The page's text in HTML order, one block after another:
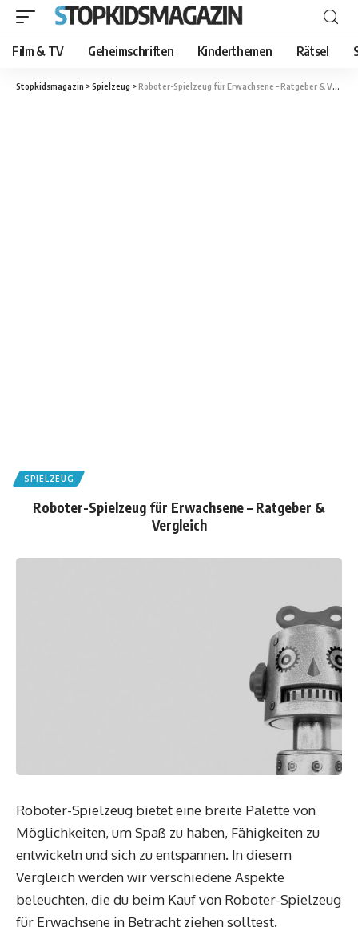
Film & TV Geheimschriften Kinderthemen Rätsel
Stopkidsmagazin >Spielzeug >Roboter-Spielzeug für Erwachsene – Ratgeber & Vergleich
SPIELZEUG
Roboter-Spielzeug für Erwachsene – Ratgeber &
Vergleich
Roboter-Spielzeug bietet eine breite Palette von
Möglichkeiten, um Spaß zu haben, Fähigkeiten zu
entwickeln und sich zu entspannen. In diesem
Vergleich werden wir verschiedene Aspekte
beleuchten, die du beim Kauf von Roboter-Spielzeug
für Erwachsene in Betracht ziehen solltest.